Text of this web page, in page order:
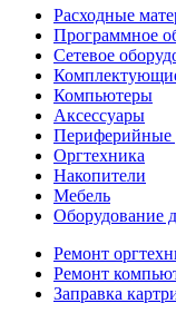
Расходные
Программное
Сетевое
Компьютеры
Аксессуары
Периферийные
Оргтехника
Накопители
Мебель
Оборудование
Ремонт
Ремонт
Заправка